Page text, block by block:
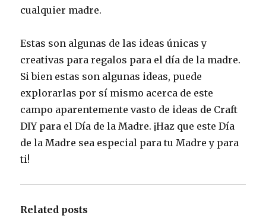
cualquier madre.
Estas son algunas de las ideas únicas y
creativas para regalos para el día de la madre.
Si bien estas son algunas ideas, puede
explorarlas por sí mismo acerca de este
campo aparentemente vasto de ideas de Craft
DIY para el Día de la Madre. ¡Haz que este Día
de la Madre sea especial para tu Madre y para
ti!
Related posts